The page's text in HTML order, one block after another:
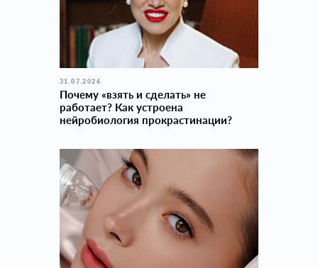
31.07.2026
Почему «взять и сделать» не
работает? Как устроена
нейробиология прокраcтинации?